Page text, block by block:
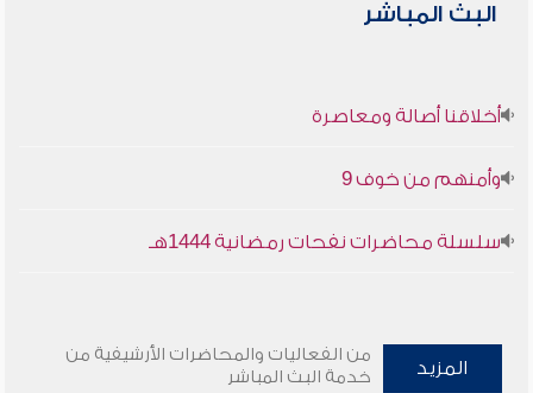
البث المباشر
أخلاقنا أصالة ومعاصرة
وأمنهم من خوف 9
سلسلة محاضرات نفحات رمضانية 1444هـ
المزيد
من الفعاليات والمحاضرات الأرشيفية من
خدمة البث المباشر